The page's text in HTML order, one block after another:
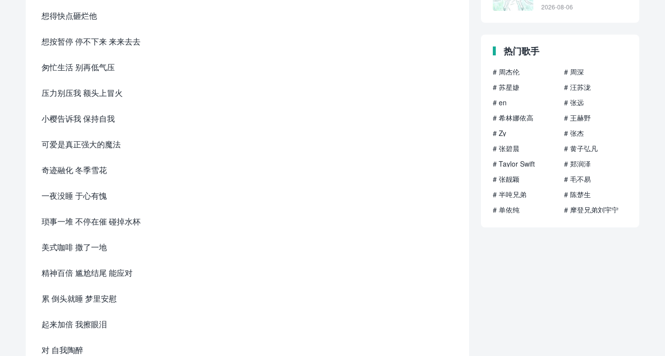
想得快点砸烂他
想按暂停 停不下来 来来去去
匆忙生活 别再低气压
压力别压我 额头上冒火
小樱告诉我 保持自我
可爱是真正强大的魔法
奇迹融化 冬季雪花
一夜没睡 于心有愧
琐事一堆 不停在催 碰掉水杯
美式咖啡 撒了一地
精神百倍 尴尬结尾 能应对
累 倒头就睡 梦里安慰
起来加倍 我擦眼泪
对 自我陶醉
2026-08-06
热门歌手
# 周杰伦
# 周深
# 苏星婕
# 汪苏泷
# en
# 张远
# 希林娜依高
# 王赫野
# Zy
# 张杰
# 张碧晨
# 黄子弘凡
# Taylor Swift
# 郑润泽
# 张靓颖
# 毛不易
# 半吨兄弟
# 陈楚生
# 单依纯
# 摩登兄弟刘宇宁